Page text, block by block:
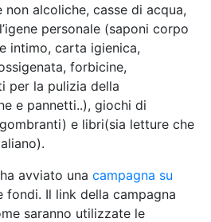
alcoliche, casse di acqua,
personale (saponi corpo
intimo, carta igienica,
forbicine,
per la pulizia della
e pannetti..), giochi di
e libri(sia letture che
avviato una campagna su
fondi. Il link della campagna
saranno utilizzate le